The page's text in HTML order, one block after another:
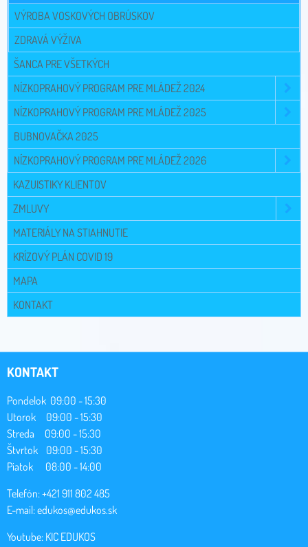
VÝROBA VOSKOVÝCH OBRÚSKOV
ZDRAVÁ VÝŽIVA
ŠANCA PRE VŠETKÝCH
NÍZKOPRAHOVÝ PROGRAM PRE MLÁDEŽ 2024
NÍZKOPRAHOVÝ PROGRAM PRE MLÁDEŽ 2025
BUBNOVAČKA 2025
NÍZKOPRAHOVÝ PROGRAM PRE MLÁDEŽ 2026
KAZUISTIKY KLIENTOV
ZMLUVY
MATERIÁLY NA STIAHNUTIE
KRÍZOVÝ PLÁN COVID 19
MAPA
KONTAKT
KONTAKT
Pondelok 09:00 - 15:30
Utorok 09:00 - 15:30
Streda 09:00 - 15:30
Štvrtok 09:00 - 15:30
Piatok 08:00 - 14:00
Telefón: +421 911 802 485
E-mail:edukos@edukos.sk
Youtube: KIC EDUKOS